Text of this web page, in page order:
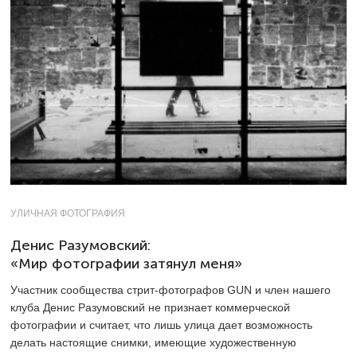
УЛИЧНАЯ ФОТОГРАФИЯ
Денис Разумовский:
«Мир фотографии затянул меня»
Участник сообщества стрит-фотографов GUN и член нашего
клуба Денис Разумовский не признает коммерческой
фотографии и считает, что лишь улица дает возможность
делать настоящие снимки, имеющие художественную